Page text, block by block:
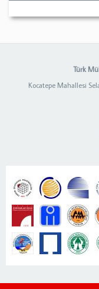
Türk
Kocatepe Mahallesi